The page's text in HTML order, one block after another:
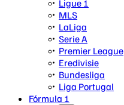
Ligue 1
MLS
LaLiga
Serie A
Premier League
Eredivisie
Bundesliga
Liga Portugal
Fórmula 1